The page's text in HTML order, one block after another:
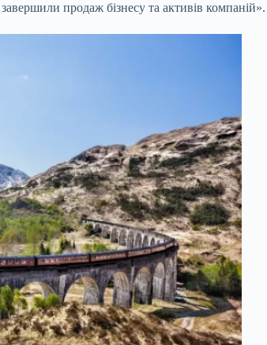
продаж бізнесу та активів компаній».